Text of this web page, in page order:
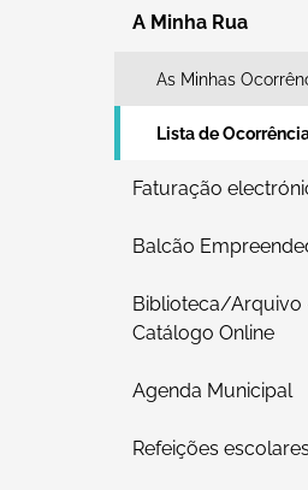
A Minha Rua
As Minhas
Lista de
Faturação
Balcão
Biblioteca/Arquivo
Catálogo Online
Agenda Municipal
Refeições escolares